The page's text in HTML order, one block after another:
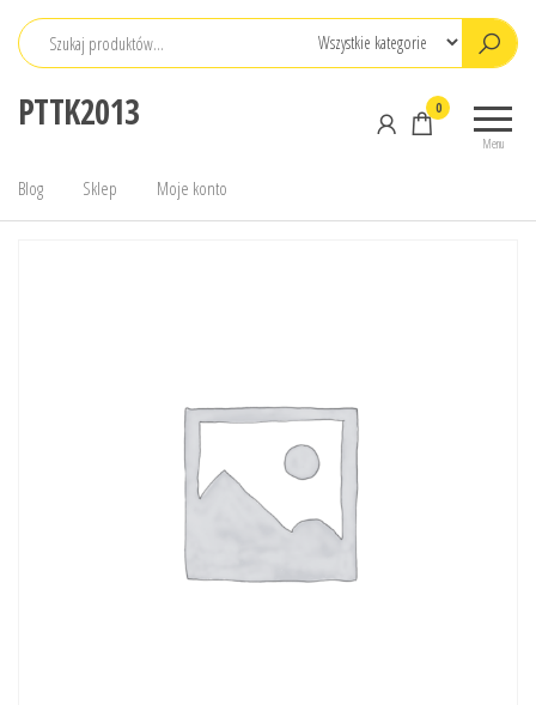
Przejdź
PTTK2013
Menu
0
Blog Sklep Moje konto